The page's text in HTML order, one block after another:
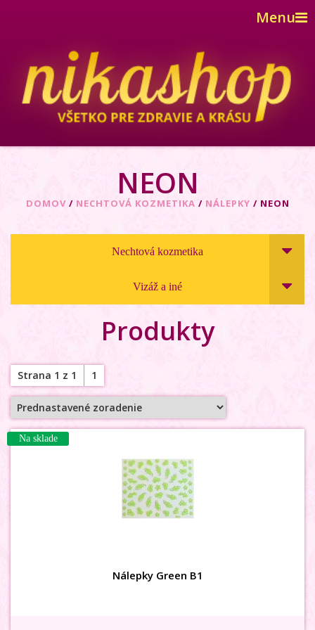
Menu
NEON
DOMOV/ NECHTOVÁ KOZMETIKA / NÁLEPKY / NEON
Nechtová kozmetika
Vizáž a iné
Produkty
Strana 1 z 1 1
Na sklade
Nálepky Green B1